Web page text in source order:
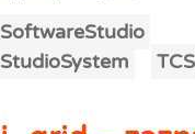
SoftwareStudio
StudioSystem
TCS